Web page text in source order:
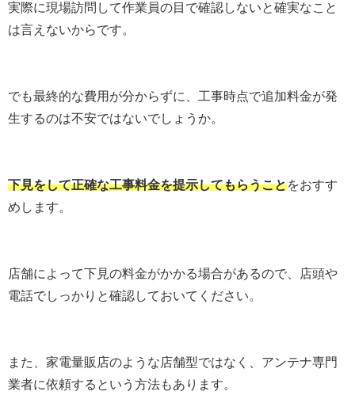
実際に現場訪問して作業員の目で確認しないと確実なこと
は言えないからです。
でも最終的な費用が分からずに、工事時点で追加料金が発
生するのは不安ではないでしょうか。
下見をして正確な工事料金を提示してもらうことをおすす
めします。
店舗によって下見の料金がかかる場合があるので、店頭や
電話でしっかりと確認しておいてください。
また、家電量販店のような店舗型ではなく、アンテナ専門
業者に依頼するという方法もあります。